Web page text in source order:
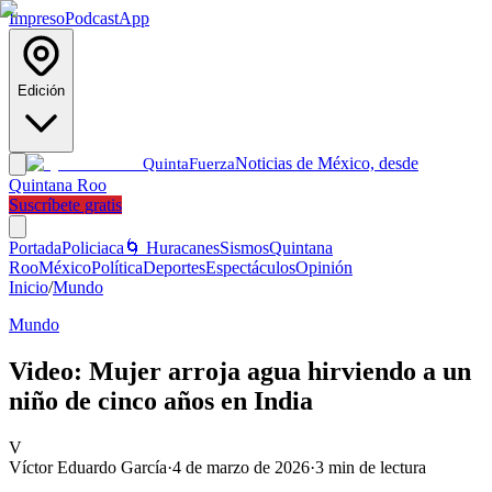
ImpresoPodcastApp
Edición
QuintaFuerzaNoticias de México, desde
Quintana Roo
Suscríbete gratis
PortadaPoliciaca 🌀 HuracanesSismosQuintana
RooMéxicoPolíticaDeportesEspectáculosOpinión
Inicio/Mundo
Mundo
Video: Mujer arroja agua hirviendo a un
niño de cinco años en India
V
Víctor Eduardo García·4 de marzo de 2026·3 min de lectura